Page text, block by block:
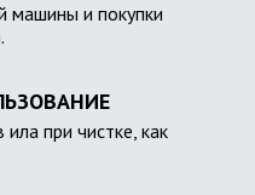
машины и покупки
при чистке, как